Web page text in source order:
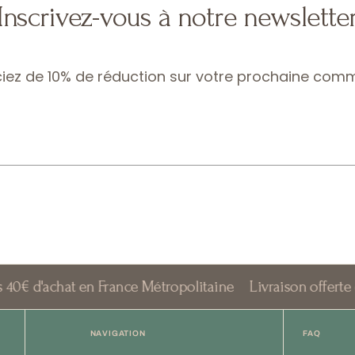
vous à notre
de 10% de réduction sur votre prochaine
en France Métropolitaine Livraison offerte dès 40€
NAVIGATION FAQ